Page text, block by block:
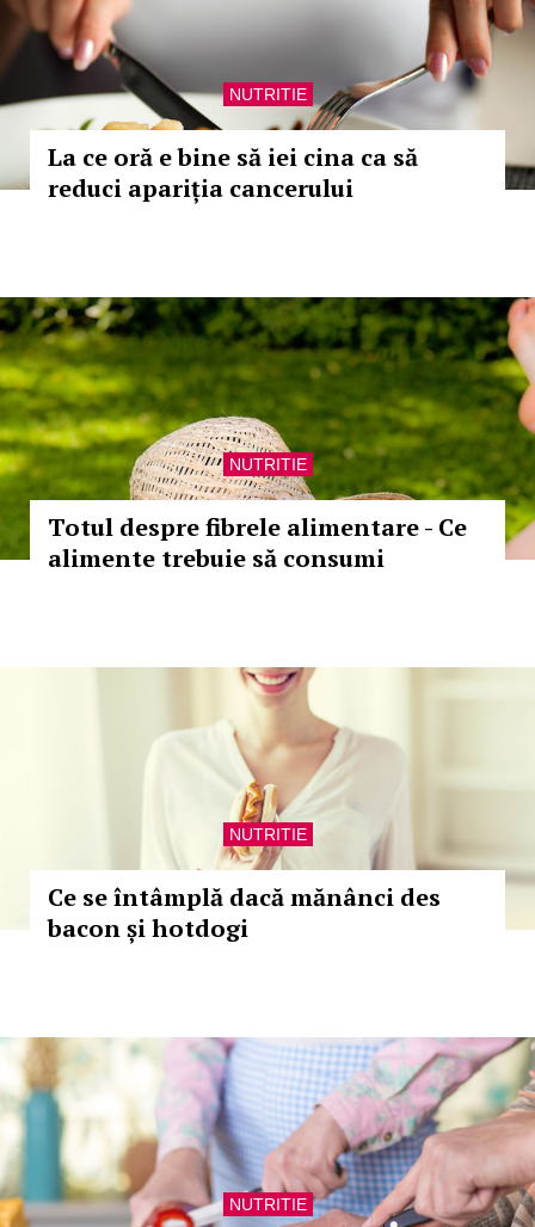
NUTRITIE
La ce oră e bine să iei cina ca să
reduci apariția cancerului
NUTRITIE
Totul despre fibrele alimentare - Ce
alimente trebuie să consumi
NUTRITIE
Ce se întâmplă dacă mănânci des
bacon și hotdogi
NUTRITIE